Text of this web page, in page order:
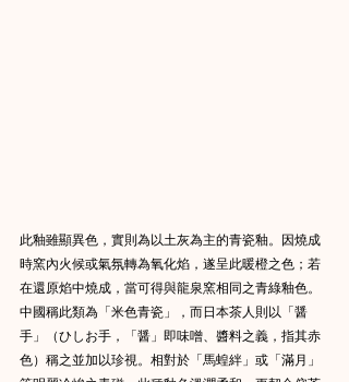
此釉雖顯異色，實則為以土灰為主的青瓷釉。因燒成
時窯內火候或氣氛轉為氧化焰，遂呈此暖橙之色；若
在還原焰中燒成，當可得與龍泉窯相同之青綠釉色。
中國稱此類為「米色青瓷」，而日本茶人則以「醤
手」（ひしお手，「醤」即味噌、醬料之義，指其赤
色）稱之並加以珍視。相對於「馬蝗絆」或「滿月」